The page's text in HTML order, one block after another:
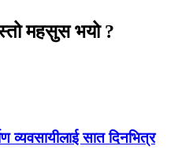
महसुस भयो ?
व्यवसायीलाई सात दिनभित्र